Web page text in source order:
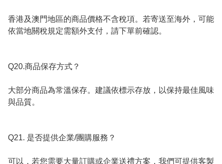
香港及澳門地區的商品價格不含稅項。若寄送至海外，可能
依當地關稅規定需額外支付，請下單前確認。
Q20.商品保存方式？
大部分商品為常溫保存。建議依標示存放，以保持最佳風味
與品質。
Q21. 是否提供企業/團購服務？
可以，若您需要大量訂購或企業送禮方案，我們可提供客製